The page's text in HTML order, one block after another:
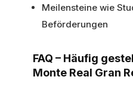
Meilensteine wie
Beförderungen
FAQ – Häufig
Monte Real Gran